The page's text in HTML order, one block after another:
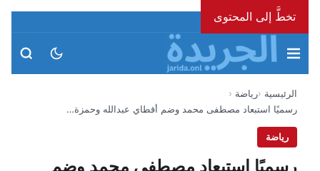
تخطَّ إلى المحتوى
الأحد، 9 أغسطس 2026
الرئيسية
رياضة
رسميًا استبعاد مصطفى محمد وضم أقطاي عبدالله وحمزة…
رياضة
رسميًا استبعاد مصطفى محمد وضم